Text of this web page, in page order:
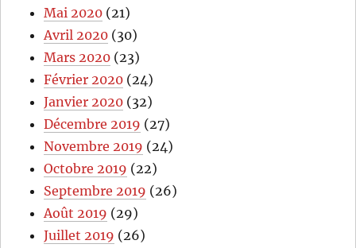
Mai 2020 (21)
Avril 2020 (30)
Mars 2020 (23)
Février 2020 (24)
Janvier 2020 (32)
Décembre 2019 (27)
Novembre 2019 (24)
Octobre 2019 (22)
Septembre 2019 (26)
Août 2019 (29)
Juillet 2019 (26)